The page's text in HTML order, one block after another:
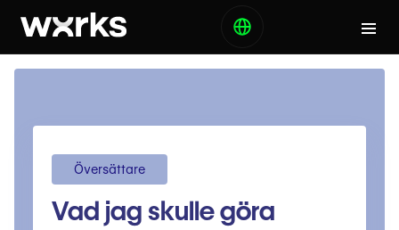
Översättare
Vad jag skulle göra